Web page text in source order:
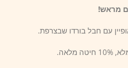
עם חבל בורדו שבצרפת.